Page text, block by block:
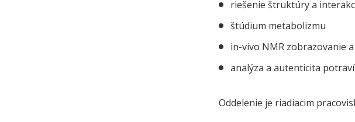
riešenie štruktúry a
štúdium metabolizmu
in-vivo NMR zobrazovanie
analýza a autenticita
Oddelenie je riadiacim